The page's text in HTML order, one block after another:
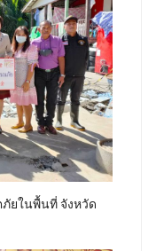
ยในพื้นที่ จังหวัด